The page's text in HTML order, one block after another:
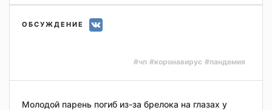
ОБСУЖДЕНИЕ
#чп #коронавирус #пандемия
Молодой парень погиб из-за брелока на глазах у